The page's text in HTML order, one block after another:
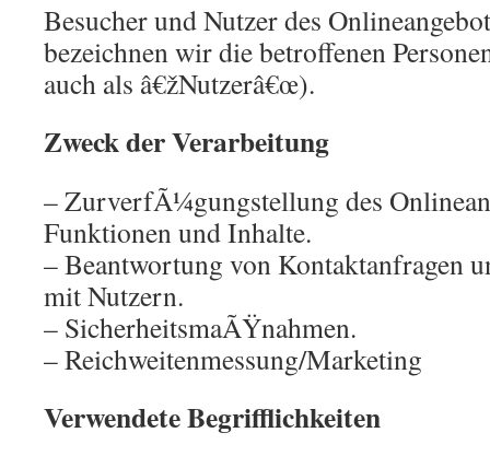
Besucher und Nutzer des
bezeichnen wir die betroffenen
auch als â€žNutzerâ€œ).
Zweck der Verarbeitung
– ZurverfÃ¼gungstellung des
Funktionen und Inhalte.
– Beantwortung von Kontaktanfragen
mit Nutzern.
– SicherheitsmaÃŸnahmen.
– Reichweitenmessung/Marketing
Verwendete Begrifflichkeiten